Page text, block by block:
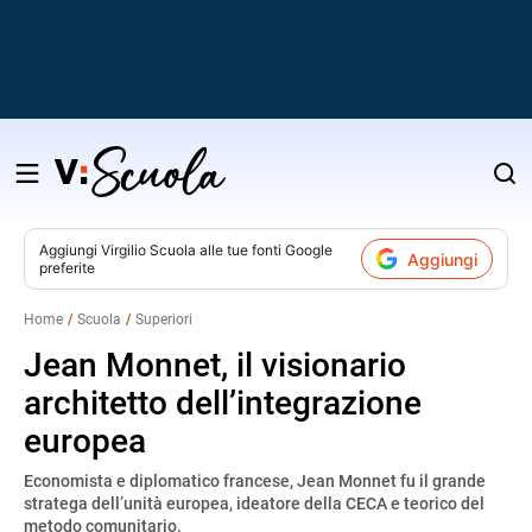
Salta
contenuto
Aggiungi Virgilio Scuola alle tue fonti Google
preferite
Aggiungi
Home Scuola Superiori
Jean Monnet, il visionario
architetto dell’integrazione
europea
Economista e diplomatico francese, Jean Monnet fu il grande
stratega dell’unità europea, ideatore della CECA e teorico del
metodo comunitario.